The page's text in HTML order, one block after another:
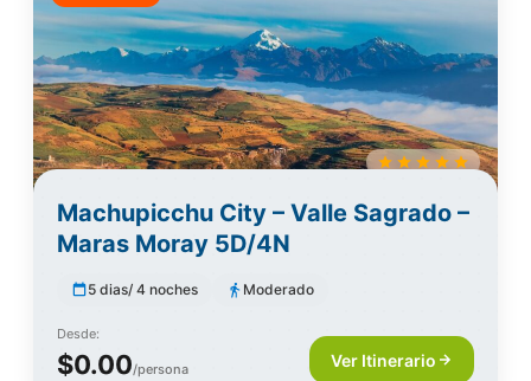
Machupicchu City – Valle Sagrado –
Maras Moray 5D/4N
5 dias/ 4 noches Moderado
Desde:
$0.00/persona Ver Itinerario